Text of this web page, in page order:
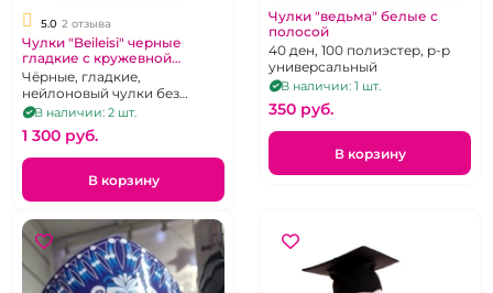
5.0 2 отзыва
Чулки "Beileisi" черные
гладкие с кружевной
красной резинкой бантом и
бусами без силикона р 2-3
Чёрные, гладкие,
нейлоновый чулки без
силиконовой поддержки с
коронкой украшенной
красным кружевом.Размер 1-
2
В наличии: 2 шт.
1 300 pуб.
В корзину
Чулки "ведьма" белые с
полосой
40 ден, 100 полиэстер, р-р
универсальный
В наличии: 1 шт.
350 pуб.
В корзину